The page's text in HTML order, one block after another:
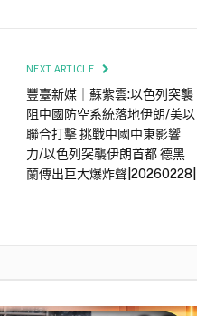
NEXT ARTICLE
豐臺新媒｜蘇紫雲:以色列突襲
阻中國防空系統落地伊朗/美以
聯合打擊 挑戰中國中東影響
力/以色列突襲伊朗首都 德黑
蘭傳出巨大爆炸聲|20260228|